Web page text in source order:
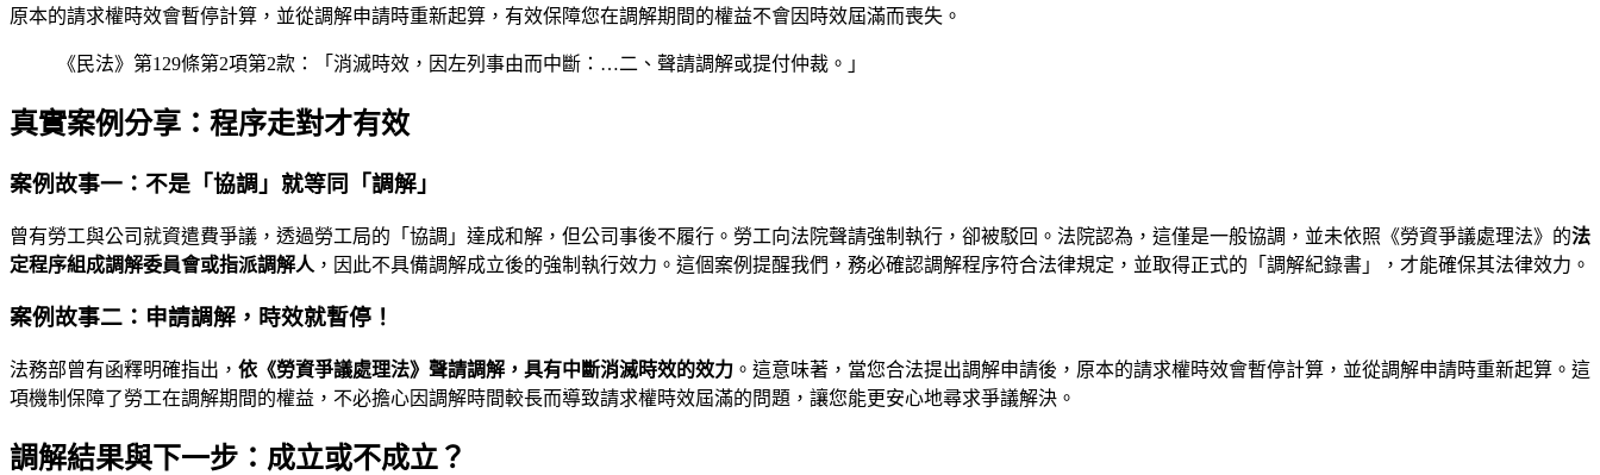
原本的請求權時效會暫停計算，並從調解申請時重新起算，有效保障您在調解期間的權益不會因時效屆滿而喪失。
《民法》第129條第2項第2款：「消滅時效，因左列事由而中斷：…二、聲請調解或提付仲裁。」
真實案例分享：程序走對才有效
案例故事一：不是「協調」就等同「調解」
曾有勞工與公司就資遣費爭議，透過勞工局的「協調」達成和解，但公司事後不履行。勞工向法院聲請強制執行，卻被駁回。法院認為，這僅是一般協調，並未依照《勞資爭議處理法》的法
定程序組成調解委員會或指派調解人 ，因此不具備調解成立後的強制執行效力。這個案例提醒我們，務必確認調解程序符合法律規定，並取得正式的「調解紀錄書」，才能確保其法律效力。
案例故事二：申請調解，時效就暫停！
法務部曾有函釋明確指出， 依《勞資爭議處理法》聲請調解，具有中斷消滅時效的效力 。這意味著，當您合法提出調解申請後，原本的請求權時效會暫停計算，並從調解申請時重新起算。這
項機制保障了勞工在調解期間的權益，不必擔心因調解時間較長而導致請求權時效屆滿的問題，讓您能更安心地尋求爭議解決。
調解結果與下一步：成立或不成立？